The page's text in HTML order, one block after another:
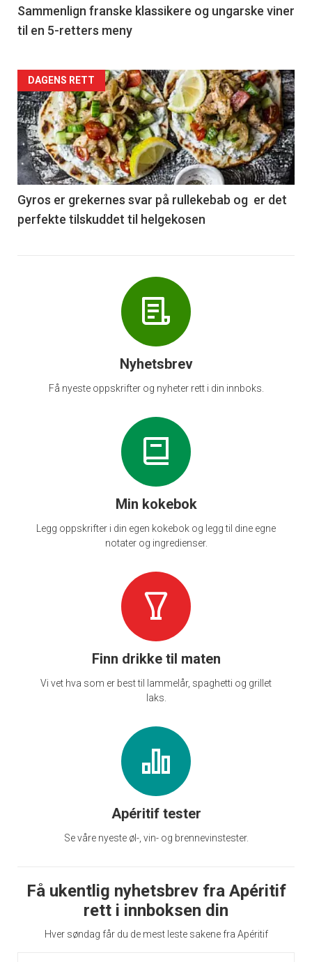
5
Sammenlign franske klassikere og ungarske viner
til en 5-retters meny
Forsiden
akkurat
nå
-
6
DAGENS RETT
Gyros er grekernes svar på rullekebab og er det
perfekte tilskuddet til helgekosen
Nyhetsbrev
Få nyeste oppskrifter og nyheter rett i din innboks.
Min kokebok
Legg oppskrifter i din egen kokebok og legg til dine egne
notater og ingredienser.
Finn drikke til maten
Vi vet hva som er best til lammelår, spaghetti og grillet
laks.
Apéritif tester
Se våre nyeste øl-, vin- og brennevinstester.
Få ukentlig nyhetsbrev fra Apéritif
rett i innboksen din
Hver søndag får du de mest leste sakene fra Apéritif